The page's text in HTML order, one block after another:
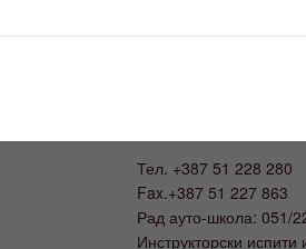
Тел. +387 51 228 280
Fax.+387 51 227 863
Рад ауто-школа: 051/
Инструкторски